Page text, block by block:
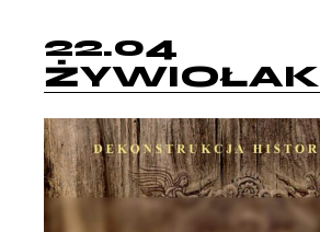
22.04
ŻYWIOŁAK